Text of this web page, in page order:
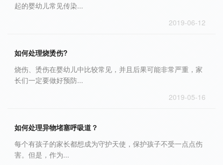
起的婴幼儿常见传染...
2019-06-12
如何处理烧烫伤?
烧伤、烫伤在婴幼儿中比较常见，并且后果可能非常严重，家
长们一定要做好预防...
2019-05-16
如何处理异物堵塞呼吸道？
每个有孩子的家长都想成为守护天使，保护孩子不受一点点伤
害。但是，作为...